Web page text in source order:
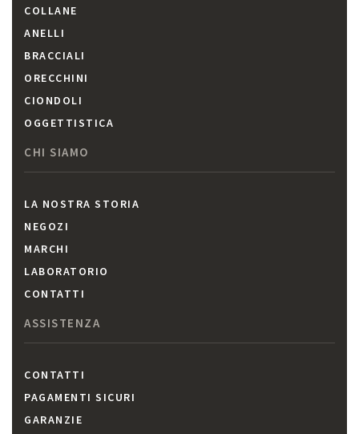
COLLANE
ANELLI
BRACCIALI
ORECCHINI
CIONDOLI
OGGETTISTICA
CHI SIAMO
LA NOSTRA STORIA
NEGOZI
MARCHI
LABORATORIO
CONTATTI
ASSISTENZA
CONTATTI
PAGAMENTI SICURI
GARANZIE